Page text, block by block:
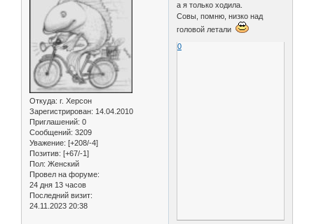
Откуда: г. Херсон
Зарегистрирован: 14.04.2010
Приглашений: 0
Сообщений: 3209
Уважение: [+208/-4]
Позитив: [+67/-1]
Пол: Женский
Провел на форуме:
24 дня 13 часов
Последний визит:
24.11.2023 20:38
а я только ходила.
Совы, помню, низко над
головой летали
0